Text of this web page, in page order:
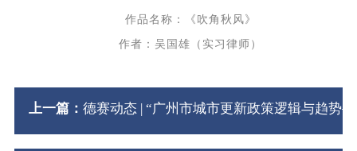
作品名称：《吹角秋风》
作者：吴国雄（实习律师）
上一篇： 德赛动态 | “广州市城市更新政策逻辑与趋势